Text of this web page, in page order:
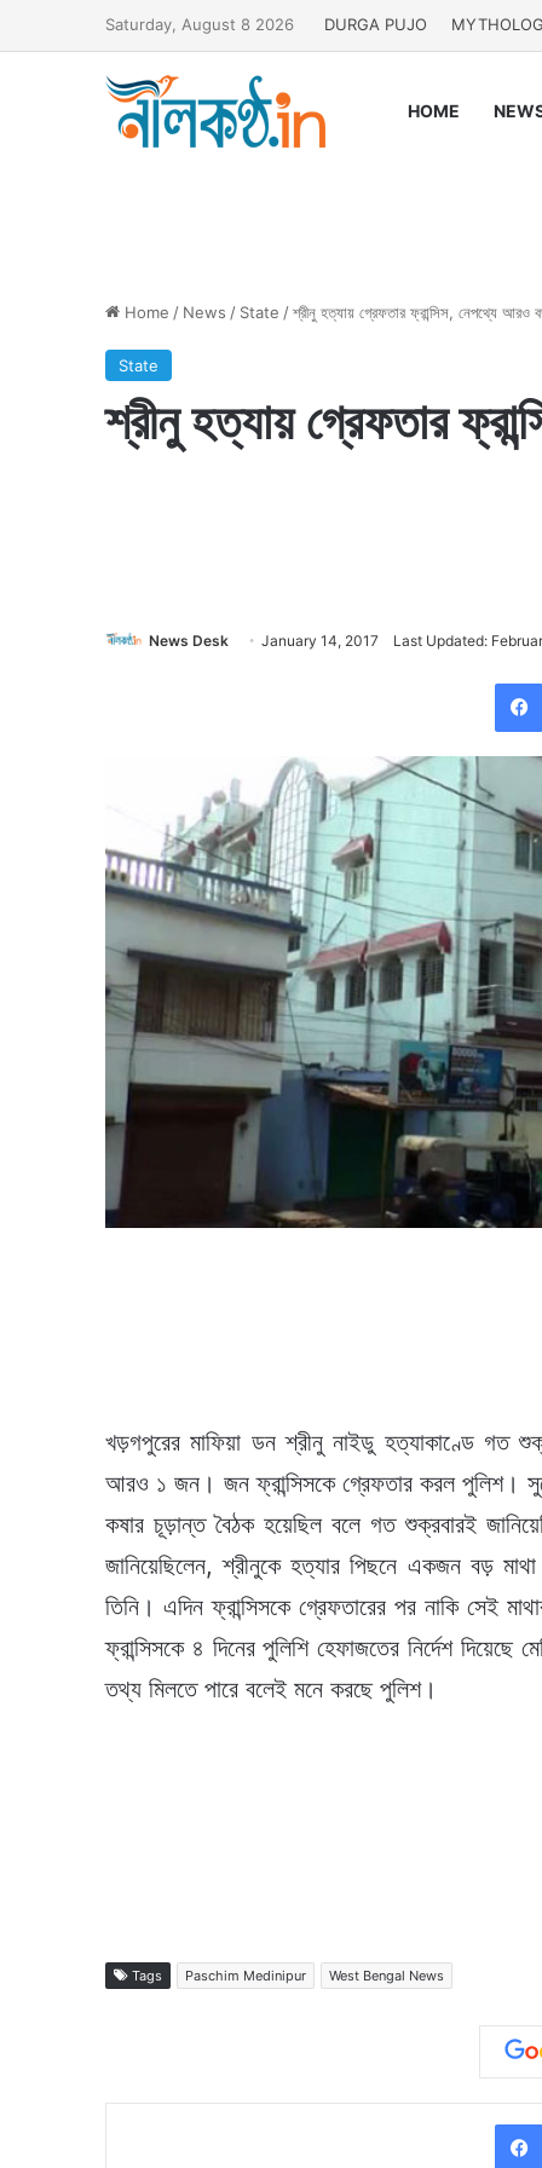
Saturday, August 8 2026 DURGA PUJO
HOME
Home / News / State /শ্রীনু হত্যায় গ্রেফতার ফ্রান্সিস, নেপথ্যে আরও
State
শ্রীনু হত্যায় গ্রেফতার
News Desk January 14, 2017 Last Updated:
খড়গপুরের মাফিয়া ডন শ্রীনু নাইডু হত্যাকাণ্ডে গত
আরও ১ জন। জন ফ্রান্সিসকে গ্রেফতার করল পুলিশ। সুদের
কষার চূড়ান্ত বৈঠক হয়েছিল বলে গত শুক্রবারই
জানিয়েছিলেন, শ্রীনুকে হত্যার পিছনে একজন বড়
তিনি। এদিন ফ্রান্সিসকে গ্রেফতারের পর নাকি সেই
ফ্রান্সিসকে ৪ দিনের পুলিশি হেফাজতের নির্দেশ
তথ্য মিলতে পারে বলেই মনে করছে পুলিশ।
Tags Paschim Medinipur West Bengal News